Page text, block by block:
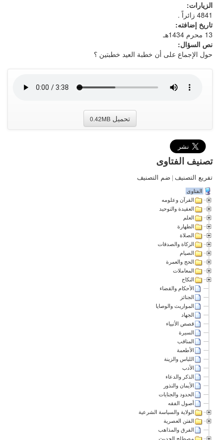
الزيارات:
4841 زائراً .
تاريخ إضافته:
13 محرم 1434هـ
نص السؤال:
حول الإجماع على أن خطبة العيد خطبتين ؟
تحميل 0.42MB
تصنيف الفتاوى
تفريع التصنيف | ضم التصنيف
الفتاوى
القرآن وعلومه
العقيدة والتوحيد
العلم
الطهارة
الصلاة
الزكاة والصدقات
الصيام
الحج والعمرة
المعاملات
النكاح
الأحكام والقضاء
الجنائز
المواريث والوصايا
الجهاد
قصص الأنبياء
السيرة
المناقب
الأطعمة
اللباس والزينة
الأدب
الذكر والدعاء
الأيمان والنذور
الحدود والجنايات
أصول الفقه
الولاية والسياسة الشرعية
الفتن العصرية
الفرق والمذاهب
مصطلح الحديث